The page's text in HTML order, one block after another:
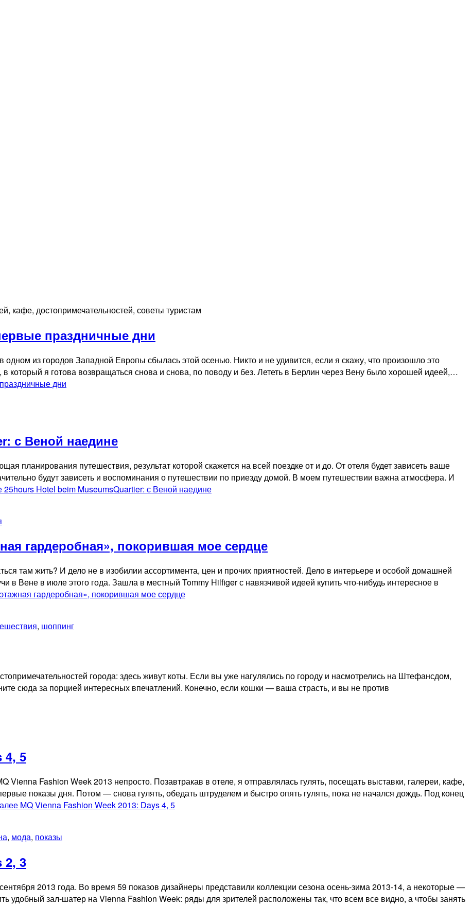
кафе, достопримечательностей, советы туристам
праздничные дни
из городов Западной Европы сбылась этой осенью. Никто и не удивится, если я скажу, что произошло это
который я готова возвращаться снова и снова, по поводу и без. Лететь в Берлин через Вену было хорошей идеей,…
дни
с Веной наедине
планирования путешествия, результат которой скажется на всей поездке от и до. От отеля будет зависеть ваше
будут зависеть и воспоминания о путешествии по приезду домой. В моем путешествии важна атмосфера. И
25hours Hotel beim MuseumsQuartier: с Веной наедине
гардеробная», покорившая мое сердце
там жить? И дело не в изобилии ассортимента, цен и прочих приятностей. Дело в интерьере и особой домашней
Вене в июле этого года. Зашла в местный Tommy Hilfiger с навязчивой идеей купить что-нибудь интересное в
гардеробная», покорившая мое сердце
, шоппинг
города: здесь живут коты. Если вы уже нагулялись по городу и насмотрелись на Штефансдом,
сюда за порцией интересных впечатлений. Конечно, если кошки — ваша страсть, и вы не против
4, 5
Fashion Week 2013 непросто. Позавтракав в отеле, я отправлялась гулять, посещать выставки, галереи, кафе,
показы дня. Потом — снова гулять, обедать штруделем и быстро опять гулять, пока не начался дождь. Под конец
MQ Vienna Fashion Week 2013: Days 4, 5
, мода, показы
2, 3
2013 года. Во время 59 показов дизайнеры представили коллекции сезона осень-зима 2013-14, а некоторые —
удобный зал-шатер на Vienna Fashion Week: ряды для зрителей расположены так, что всем все видно, а чтобы занять